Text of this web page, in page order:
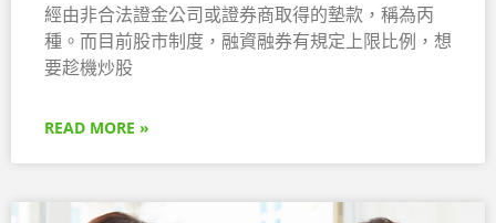
經由非合法證金公司或證券商取得的墊款，稱為丙
種。而目前股市制度，融資融券有規定上限比例，想
要趁機炒股
READ MORE »